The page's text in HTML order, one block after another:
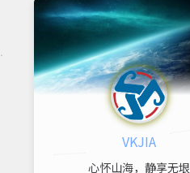
VKJIA
心怀山海，静享无垠